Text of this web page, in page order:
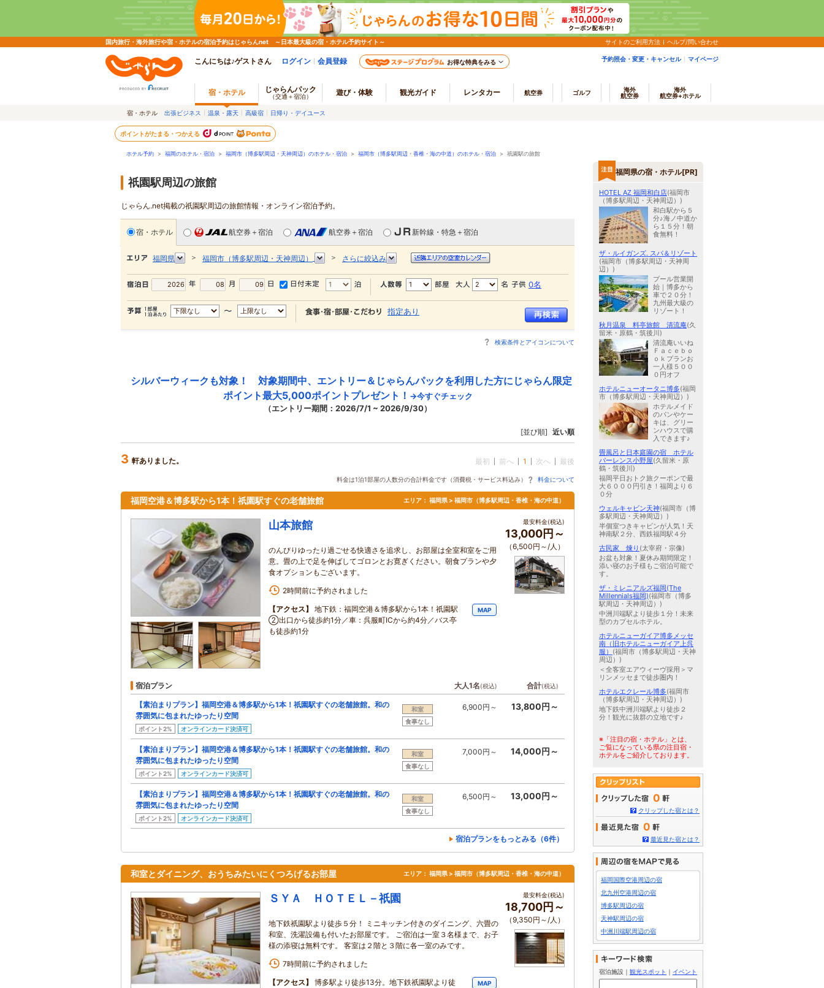
国内旅行・海外旅行や宿・ホテルの宿泊予約はじゃらんnet ～日本最大級の宿・ホテル予約サイト～ サイトのご利用方法 ヘルプ/問い合わせ
こんにちは♪ゲストさん ログイン 会員登録 お得な特典をみる 予約照会・変更・キャンセル マイページ
宿・ホテル じゃらんパック
（交通＋宿泊） 遊び・体験 観光ガイド レンタカー 航空券 ゴルフ
海外
航空券
海外
航空券+ホテル
宿・ホテル 出張ビジネス 温泉・露天 高級宿 日帰り・デイユース
ポイントがたまる・つかえる
ホテル予約 > 福岡のホテル・宿泊 > 福岡市（博多駅周辺・天神周辺）のホテル・宿泊 > 福岡市（博多駅周辺・香椎・海の中道）のホテル・宿泊 > 祇園駅の旅館
祇園駅周辺の旅館
じゃらん.net掲載の祇園駅周辺の旅館情報・オンライン宿泊予約。
宿・ホテル 航空券＋宿泊 航空券＋宿泊 新幹線・特急＋宿泊
福岡県 ＞ 福岡市（博多駅周辺・天神周辺） ＞ さらに絞込み
0名
指定あり
検索条件とアイコンについて
シルバーウィークも対象！ 対象期間中、エントリー＆じゃらんパックを利用した方にじゃらん限定
ポイント最大5,000ポイントプレゼント！ →今すぐチェック
（エントリー期間：2026/7/1 ~ 2026/9/30）
[並び順] 近い順
3 軒ありました。 最初 前へ 1 次へ 最後
料金は1泊1部屋の人数分の合計料金です（消費税・サービス料込み） 料金について
福岡空港＆博多駅から1本！祇園駅すぐの老舗旅館 エリア： 福岡県 > 福岡市（博多駅周辺・香椎・海の中道）
山本旅館
のんびりゆったり過ごせる快適さを追求し、お部屋は全室和室をご用
意。畳の上で足を伸ばしてゴロンとお寛ぎください。朝食プランや夕
食オプションもございます。
2時間前に予約されました
【アクセス】
地下鉄：福岡空港＆博多駅から1本！祇園駅
②出口から徒歩約1分／車：呉服町ICから約4分／バス亭
も徒歩約1分
MAP
最安料金(税込)
13,000円～
（6,500円～/人）
宿泊プラン 大人1名(税込) 合計(税込)
【素泊まりプラン】福岡空港＆博多駅から1本！祇園駅すぐの老舗旅館。和の
雰囲気に包まれたゆったり空間
ポイント2% オンラインカード決済可
和室
食事なし
6,900円～ 13,800円～
【素泊まりプラン】福岡空港＆博多駅から1本！祇園駅すぐの老舗旅館。和の
雰囲気に包まれたゆったり空間
ポイント2% オンラインカード決済可
和室
食事なし
7,000円～ 14,000円～
【素泊まりプラン】福岡空港＆博多駅から1本！祇園駅すぐの老舗旅館。和の
雰囲気に包まれたゆったり空間
ポイント2% オンラインカード決済可
和室
食事なし
6,500円～ 13,000円～
宿泊プランをもっとみる（6件）
和室とダイニング、おうちみたいにくつろげるお部屋 エリア： 福岡県 > 福岡市（博多駅周辺・香椎・海の中道）
ＳＹＡ ＨＯＴＥＬ－祇園
地下鉄祇園駅より徒歩５分！ ミニキッチン付きのダイニング、六畳の
和室、洗濯設備も付いたお部屋です。 ご宿泊は一室３名様まで、お子
様の添寝は無料です。 客室は２階と３階に各一室のみです。
7時間前に予約されました
【アクセス】
博多駅より徒歩13分。地下鉄祇園駅より徒
MAP
最安料金(税込)
18,700円～
（9,350円～/人）
福岡県の宿・ホテル[PR]
HOTEL AZ 福岡和白店(福岡市
（博多駅周辺・天神周辺）)
和白駅から５
分♪海ノ中道か
ら１５分！朝
食無料！
ザ・ルイガンズ. スパ＆リゾート
(福岡市（博多駅周辺・天神周
辺）)
プール営業開
始｜博多から
車で２０分！
九州最大級の
リゾート！
秋月温泉 料亭旅館 清流庵(久
留米・原鶴・筑後川)
清流庵いいね
Ｆａｃｅｂｏ
ｏｋプランお
一人様５００
０円オフ
ホテルニューオータニ博多(福岡
市（博多駅周辺・天神周辺）)
ホテルメイド
のパンやケー
キは、グリー
ンハウスで購
入できます♪
畳風呂と日本庭園の宿 ホテル
パーレンス小野屋(久留米・原
鶴・筑後川)
福岡平日おトク旅クーポンで最
大６０００円引き！福岡より６
０分
ウェルキャビン天神(福岡市（博
多駅周辺・天神周辺）)
半個室つきキャビンが人気！天
神南駅２分、西鉄福岡駅４分
古民家 煉り (太宰府・宗像)
お盆も対象！夏休み期間限定！
添い寝のお子様もご宿泊可能で
す。
ザ・ミレニアルズ福岡(The
Millennials福岡)(福岡市（博多
駅周辺・天神周辺）)
中洲川端駅より徒歩１分！未来
型のカプセルホテル。
ホテルニューガイア博多メッセ
南（旧ホテルニューガイア上呉
服） (福岡市（博多駅周辺・天神
周辺）)
＜全客室エアウィーヴ採用＞マ
リンメッセまで徒歩圏内！
ホテルエクレール博多(福岡市
（博多駅周辺・天神周辺）)
地下鉄中洲川端駅より徒歩２
分！観光に抜群の立地です♪
※「注目の宿・ホテル」とは、
ご覧になっている県の注目宿・
ホテルをご紹介しております。
0
クリップした宿とは？
0
最近見た宿とは？
福岡国際空港周辺の宿
北九州空港周辺の宿
博多駅周辺の宿
天神駅周辺の宿
中洲川端駅周辺の宿
宿泊施設 ｜ 観光スポット ｜ イベント